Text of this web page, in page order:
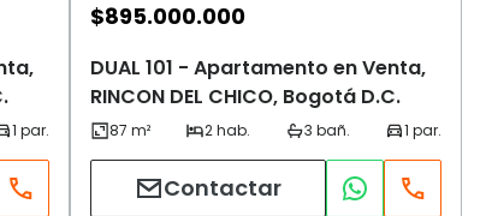
$895.000.000
DUAL 101 - Apartamento en Venta,
RINCON DEL CHICO, Bogotá D.C.
Contactar